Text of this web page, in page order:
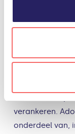
resultaten
verankeren.
onderdeel van,